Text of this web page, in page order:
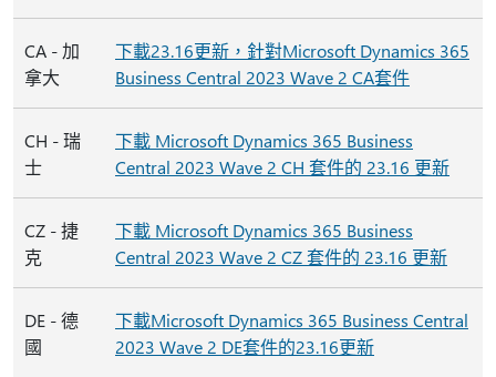
CA - 加
拿大
下載23.16更新，針對Microsoft Dynamics 365
Business Central 2023 Wave 2 CA套件
CH - 瑞
士
下載 Microsoft Dynamics 365 Business
Central 2023 Wave 2 CH 套件的 23.16 更新
CZ - 捷
克
下載 Microsoft Dynamics 365 Business
Central 2023 Wave 2 CZ 套件的 23.16 更新
DE - 德
國
下載Microsoft Dynamics 365 Business Central
2023 Wave 2 DE套件的23.16更新